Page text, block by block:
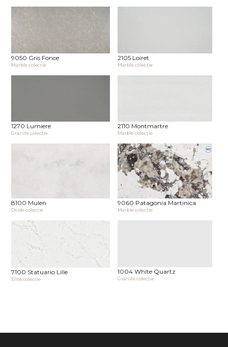
9050 Gris Fonce
Marble сolecţie
2105 Loiret
Marble сolecţie
1270 Lumiere
Granite сolecţie
2110 Montmartre
Marble сolecţie
8100 Mulen
Oxide сolecţie
9060 Patagonia Martinica
Marble сolecţie
7100 Statuario Lille
Elite сolecţie
1004 White Quartz
Granite сolecţie